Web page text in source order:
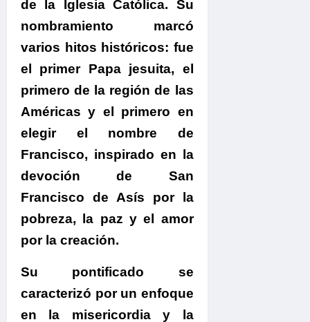
de la Iglesia Católica. Su
nombramiento marcó
varios hitos históricos: fue
el primer Papa jesuita, el
primero de la región de las
Américas y el primero en
elegir el nombre de
Francisco, inspirado en la
devoción de San
Francisco de Asís por la
pobreza, la paz y el amor
por la creación.
Su pontificado se
caracterizó por un enfoque
en la misericordia y la